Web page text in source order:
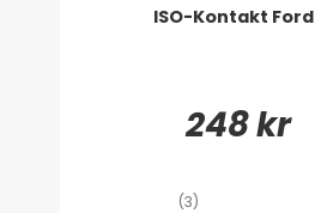
ISO-Kontakt Ford
248 kr
(3)